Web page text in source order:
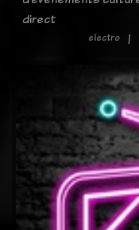
direct
electro